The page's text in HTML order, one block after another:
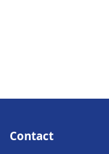
Contact